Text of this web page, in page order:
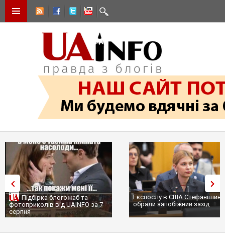
Підбірка блогожаб та
фотоприколів від UAINFO за 7
серпня
Експослу в США Стефанішиній
обрали запобіжний захід